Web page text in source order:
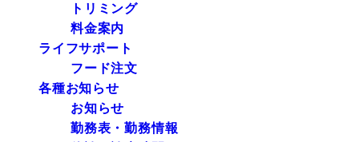
トリミング
料金案内
ライフサポート
フード注文
各種お知らせ
お知らせ
勤務表・勤務情報